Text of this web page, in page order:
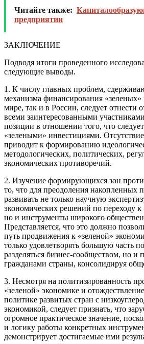
Читайте также:
предприятии
ЗАКЛЮЧЕНИЕ
Подводя итоги проведенного
следующие выводы.
1. К числу главных проблем,
механизма финансирования «зеленых»
мире, так и в России, следует отнести
всеми заинтересованными
позиции в отношении того, что
«зелеными» инвестициями.
приводит к формированию
методологических, политических,
экономических противоречий.
2. Изучение формирующихся зон
то, что для преодоления накопленных
развивать не только научную
экономических решений по переходу к
но и инструменты широкого
Представляется, что это должно
путь продвижения к «зеленой»
только удовлетворять большую часть
разделяться бизнес-сообществом, но и
гражданами страны, консолидируя
3. Несмотря на политизированность
«зеленой» экономике и
политике развитых стран с
экономикой, следует признать, что
огромное практическое значение,
и логику работы конкретных
демонстрирует достигаемые ими